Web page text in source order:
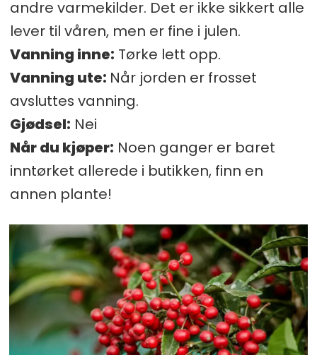
andre varmekilder. Det er ikke sikkert alle
lever til våren, men er fine i julen.
Vanning inne: Tørke lett opp.
Vanning ute: Når jorden er frosset
avsluttes vanning.
Gjødsel: Nei
Når du kjøper: Noen ganger er baret
inntørket allerede i butikken, finn en
annen plante!